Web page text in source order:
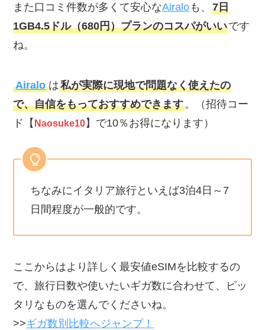
また口コミ件数が多くて安心なAiralo も、7日
1GB4.5ドル（680円）プランのコスパがいいです
ね。
Airalo は私が実際に現地で問題なく使えたの
で、自信をもっておすすめできます。（招待コー
ド【 Naosuke10】で10％お得になります）
ちなみにイタリア旅行といえば3泊4日～7
日間程度が一般的です。
ここからはより詳しく最安値eSIMを比較するの
で、旅行日数や使いたいギガ数に合わせて、ピッ
タリなものを選んでくださいね。
>>ギガ数別比較へジャンプ！